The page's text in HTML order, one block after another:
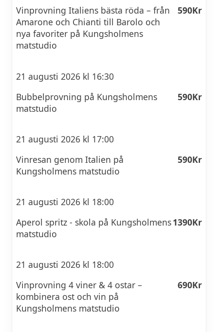
Vinprovning Italiens bästa röda – från
Amarone och Chianti till Barolo och
nya favoriter på Kungsholmens
matstudio
590Kr
21 augusti 2026 kl 16:30
Bubbelprovning på Kungsholmens
matstudio
590Kr
21 augusti 2026 kl 17:00
Vinresan genom Italien på
Kungsholmens matstudio
590Kr
21 augusti 2026 kl 18:00
Aperol spritz - skola på Kungsholmens
matstudio
1390Kr
21 augusti 2026 kl 18:00
Vinprovning 4 viner & 4 ostar –
kombinera ost och vin på
Kungsholmens matstudio
690Kr